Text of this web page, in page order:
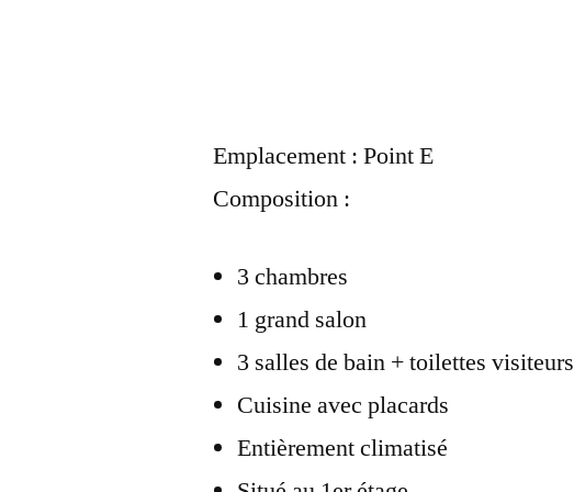
Emplacement : Point E
Composition :
3 chambres
1 grand salon
3 salles de bain + toilettes visiteurs
Cuisine avec placards
Entièrement climatisé